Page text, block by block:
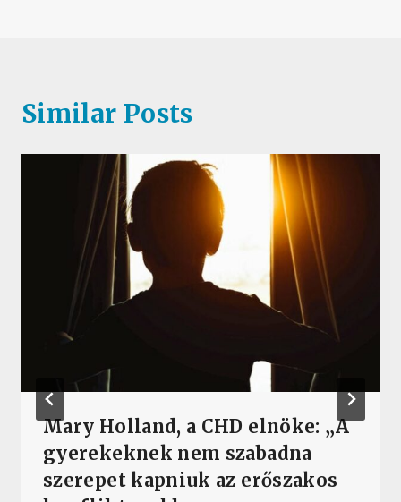
Similar Posts
Mary Holland, a CHD elnöke: „A
gyerekeknek nem szabadna
szerepet kapniuk az erőszakos